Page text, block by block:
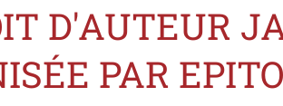
D'AUTEUR
PAR